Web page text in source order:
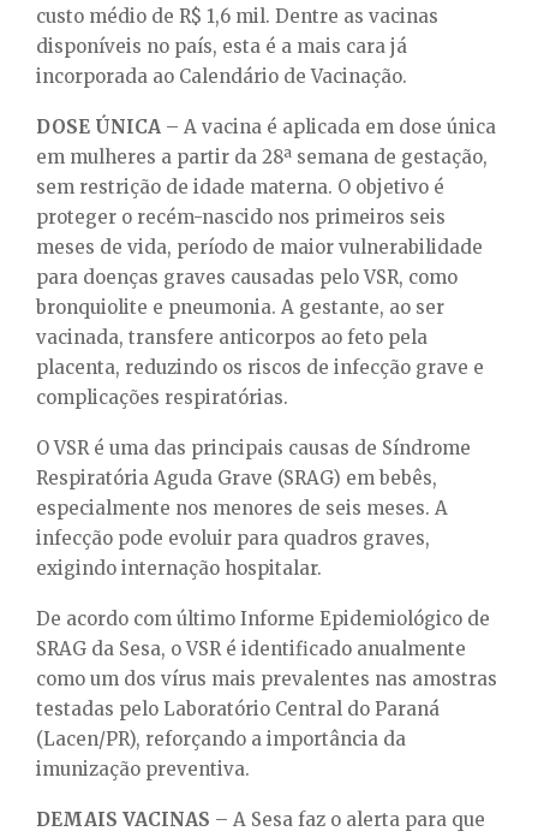
custo médio de R$ 1,6 mil. Dentre as vacinas
disponíveis no país, esta é a mais cara já
incorporada ao Calendário de Vacinação.
DOSE ÚNICA – A vacina é aplicada em dose única
em mulheres a partir da 28ª semana de gestação,
sem restrição de idade materna. O objetivo é
proteger o recém-nascido nos primeiros seis
meses de vida, período de maior vulnerabilidade
para doenças graves causadas pelo VSR, como
bronquiolite e pneumonia. A gestante, ao ser
vacinada, transfere anticorpos ao feto pela
placenta, reduzindo os riscos de infecção grave e
complicações respiratórias.
O VSR é uma das principais causas de Síndrome
Respiratória Aguda Grave (SRAG) em bebês,
especialmente nos menores de seis meses. A
infecção pode evoluir para quadros graves,
exigindo internação hospitalar.
De acordo com último Informe Epidemiológico de
SRAG da Sesa, o VSR é identificado anualmente
como um dos vírus mais prevalentes nas amostras
testadas pelo Laboratório Central do Paraná
(Lacen/PR), reforçando a importância da
imunização preventiva.
DEMAIS VACINAS – A Sesa faz o alerta para que